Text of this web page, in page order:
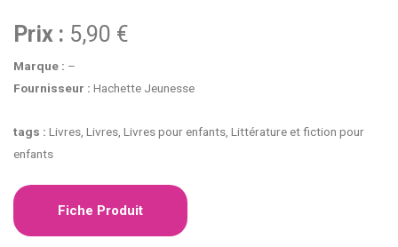
Prix : 5,90 €
Marque : –
Fournisseur : Hachette Jeunesse
tags : Livres, Livres, Livres pour enfants, Littérature et fiction pour
enfants
Fiche Produit